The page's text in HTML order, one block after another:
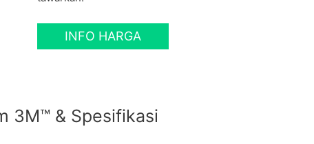
INFO HARGA
3M™ & Spesifikasi